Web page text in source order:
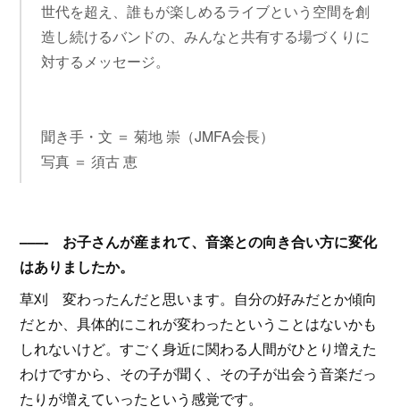
世代を超え、誰もが楽しめるライブという空間を創
造し続けるバンドの、みんなと共有する場づくりに
対するメッセージ。
聞き手・文 ＝ 菊地 崇（JMFA会長）
写真 ＝ 須古 恵
–––- お子さんが産まれて、音楽との向き合い方に変化
はありましたか。
草刈 変わったんだと思います。自分の好みだとか傾向
だとか、具体的にこれが変わったということはないかも
しれないけど。すごく身近に関わる人間がひとり増えた
わけですから、その子が聞く、その子が出会う音楽だっ
たりが増えていったという感覚です。